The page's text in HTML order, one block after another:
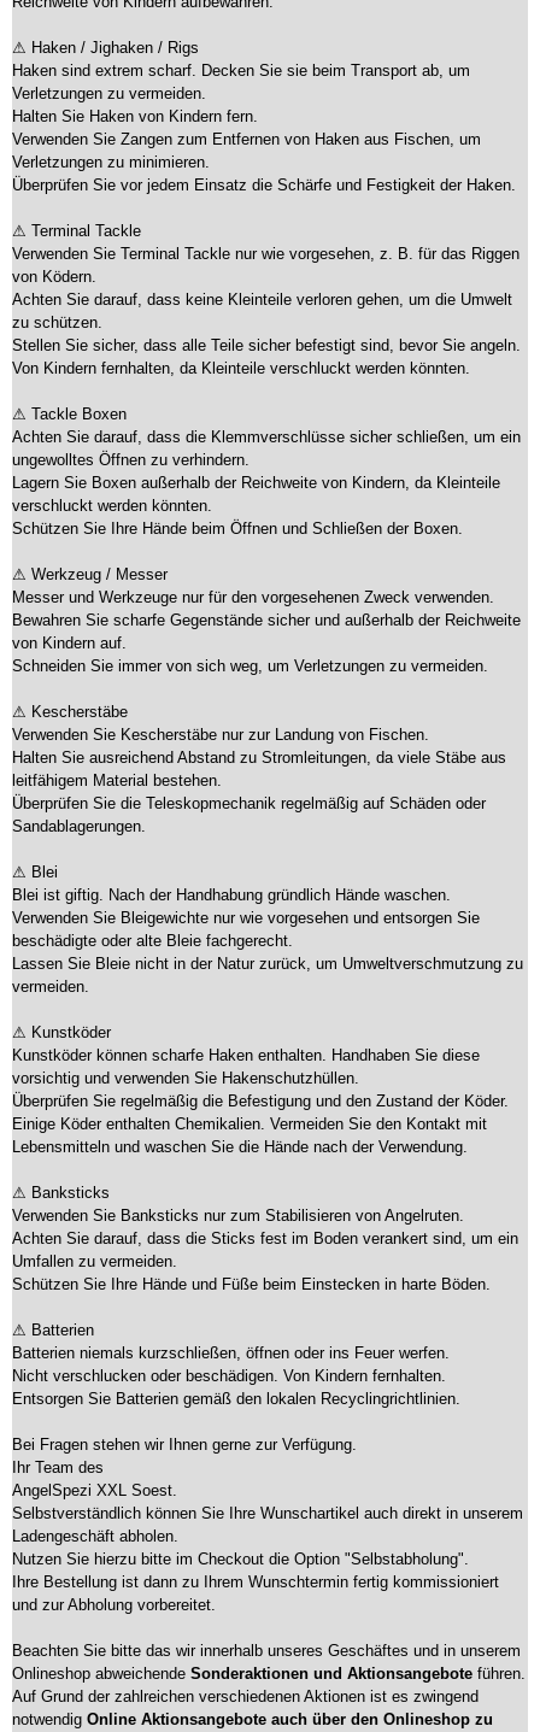
⚠ Haken / Jighaken / Rigs
Haken sind extrem scharf. Decken Sie sie beim Transport ab, um
Verletzungen zu vermeiden.
Halten Sie Haken von Kindern fern.
Verwenden Sie Zangen zum Entfernen von Haken aus Fischen, um
Verletzungen zu minimieren.
Überprüfen Sie vor jedem Einsatz die Schärfe und Festigkeit der Haken.
⚠ Terminal Tackle
Verwenden Sie Terminal Tackle nur wie vorgesehen, z. B. für das Riggen
von Ködern.
Achten Sie darauf, dass keine Kleinteile verloren gehen, um die Umwelt
zu schützen.
Stellen Sie sicher, dass alle Teile sicher befestigt sind, bevor Sie angeln.
Von Kindern fernhalten, da Kleinteile verschluckt werden könnten.
⚠ Tackle Boxen
Achten Sie darauf, dass die Klemmverschlüsse sicher schließen, um ein
ungewolltes Öffnen zu verhindern.
Lagern Sie Boxen außerhalb der Reichweite von Kindern, da Kleinteile
verschluckt werden könnten.
Schützen Sie Ihre Hände beim Öffnen und Schließen der Boxen.
⚠ Werkzeug / Messer
Messer und Werkzeuge nur für den vorgesehenen Zweck verwenden.
Bewahren Sie scharfe Gegenstände sicher und außerhalb der Reichweite
von Kindern auf.
Schneiden Sie immer von sich weg, um Verletzungen zu vermeiden.
⚠ Kescherstäbe
Verwenden Sie Kescherstäbe nur zur Landung von Fischen.
Halten Sie ausreichend Abstand zu Stromleitungen, da viele Stäbe aus
leitfähigem Material bestehen.
Überprüfen Sie die Teleskopmechanik regelmäßig auf Schäden oder
Sandablagerungen.
⚠ Blei
Blei ist giftig. Nach der Handhabung gründlich Hände waschen.
Verwenden Sie Bleigewichte nur wie vorgesehen und entsorgen Sie
beschädigte oder alte Bleie fachgerecht.
Lassen Sie Bleie nicht in der Natur zurück, um Umweltverschmutzung zu
vermeiden.
⚠ Kunstköder
Kunstköder können scharfe Haken enthalten. Handhaben Sie diese
vorsichtig und verwenden Sie Hakenschutzhüllen.
Überprüfen Sie regelmäßig die Befestigung und den Zustand der Köder.
Einige Köder enthalten Chemikalien. Vermeiden Sie den Kontakt mit
Lebensmitteln und waschen Sie die Hände nach der Verwendung.
⚠ Banksticks
Verwenden Sie Banksticks nur zum Stabilisieren von Angelruten.
Achten Sie darauf, dass die Sticks fest im Boden verankert sind, um ein
Umfallen zu vermeiden.
Schützen Sie Ihre Hände und Füße beim Einstecken in harte Böden.
⚠ Batterien
Batterien niemals kurzschließen, öffnen oder ins Feuer werfen.
Nicht verschlucken oder beschädigen. Von Kindern fernhalten.
Entsorgen Sie Batterien gemäß den lokalen Recyclingrichtlinien.
Bei Fragen stehen wir Ihnen gerne zur Verfügung.
Ihr Team des
AngelSpezi XXL Soest.
Selbstverständlich können Sie Ihre Wunschartikel auch direkt in unserem
Ladengeschäft abholen.
Nutzen Sie hierzu bitte im Checkout die Option "Selbstabholung".
Ihre Bestellung ist dann zu Ihrem Wunschtermin fertig kommissioniert
und zur Abholung vorbereitet.
Beachten Sie bitte das wir innerhalb unseres Geschäftes und in unserem
Onlineshop abweichende Sonderaktionen und Aktionsangebote führen.
Auf Grund der zahlreichen verschiedenen Aktionen ist es zwingend
notwendig Online Aktionsangebote auch über den Onlineshop zu